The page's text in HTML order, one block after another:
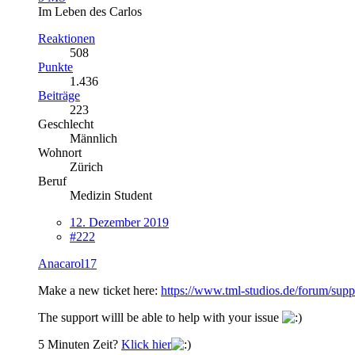
Im Leben des Carlos
Reaktionen
508
Punkte
1.436
Beiträge
223
Geschlecht
Männlich
Wohnort
Zürich
Beruf
Medizin Student
12. Dezember 2019
#222
Anacarol17
Make a new ticket here: https://www.tml-studios.de/forum/
The support willl be able to help with your issue
5 Minuten Zeit? Klick hier